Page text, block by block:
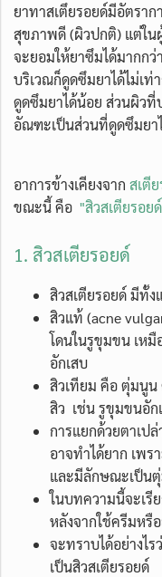
ยาทาสเตึยรอยด์มีอัตรา
สุขภาพดี (ผิวปกติ) แต่ใน
จะยอมให้ยาซึมได้มากก
บริเวณก็ดูดซึมยาได้ไม่เท่
ดูดซึมยาได้น้อย ส่วนผิวที่
อัณฑะเป็นส่วนที่ดูดซึมยา
อาการข้างเคียงจาก สเตี
ขณะนี้ คือ "สิวสเตียรอย
1. สิวสเตียรอยด์
สิวสเตียรอยด์ มีทั้
สิวแท้ (acne
โดนในรูขุมขน เหมื
อักเสบ
สิวเทียม คือ ตุ่มนู
สิว เช่น รูขุมขนอั
การแยกด้วยตาเป
อาจทำได้ยาก เพ
และมีลักษณะเป็นตุ่
ในบทความนี้จะเรี
หลังจากใช้ครีมหรื
จะทราบได้อย่างไ
เป็นสิวสเตียรอยด์